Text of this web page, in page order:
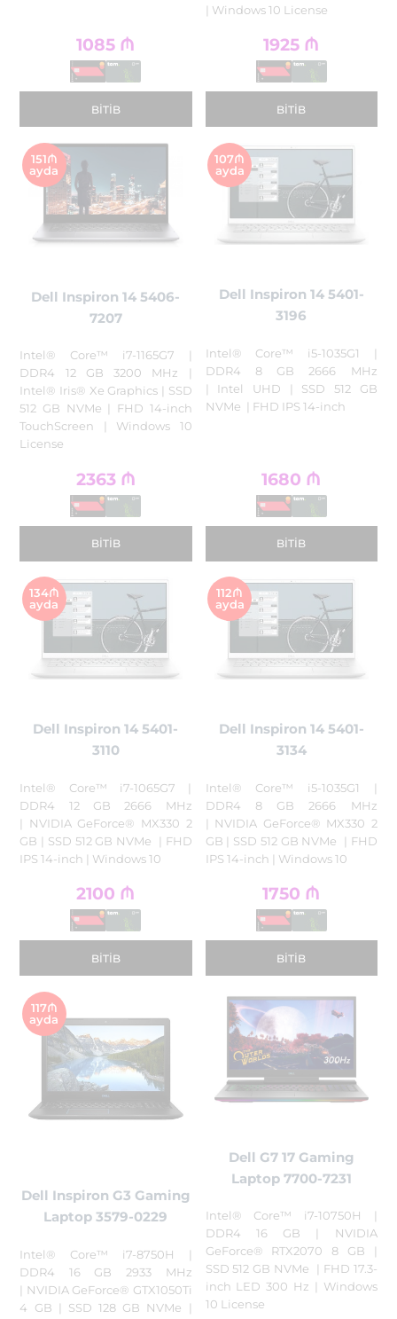
1085 ₼
BITIB
| Windows 10 License
1925 ₼
BITIB
151₼
ayda
Dell Inspiron 14 5406-
7207
Intel® Core™ i7-1165G7 |
DDR4 12 GB 3200 MHz |
Intel® Iris® Xe Graphics | SSD
512 GB NVMe | FHD 14-inch
TouchScreen | Windows 10
License
2363 ₼
BITIB
107₼
ayda
Dell Inspiron 14 5401-
3196
Intel® Core™ i5-1035G1 |
DDR4 8 GB 2666 MHz
| Intel UHD | SSD 512 GB
NVMe | FHD IPS 14-inch
1680 ₼
BITIB
134₼
ayda
Dell Inspiron 14 5401-
3110
Intel® Core™ i7-1065G7 |
DDR4 12 GB 2666 MHz
| NVIDIA GeForce® MX330 2
GB | SSD 512 GB NVMe | FHD
IPS 14-inch | Windows 10
2100 ₼
BITIB
112₼
ayda
Dell Inspiron 14 5401-
3134
Intel® Core™ i5-1035G1 |
DDR4 8 GB 2666 MHz
| NVIDIA GeForce® MX330 2
GB | SSD 512 GB NVMe | FHD
IPS 14-inch | Windows 10
1750 ₼
BITIB
117₼
ayda
Dell Inspiron G3 Gaming
Laptop 3579-0229
Intel® Core™ i7-8750H |
DDR4 16 GB 2933 MHz
| NVIDIA GeForce® GTX1050Ti
4 GB | SSD 128 GB NVMe |
Dell G7 17 Gaming
Laptop 7700-7231
Intel® Core™ i7-10750H |
DDR4 16 GB | NVIDIA
GeForce® RTX2070 8 GB |
SSD 512 GB NVMe | FHD 17.3-
inch LED 300 Hz | Windows
10 License